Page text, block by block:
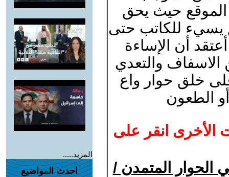
حيث يحق
للكاتب حتى
أن الإساءة
الاسفاف والتعدي
خلق حوار واع
الطعون
الأخرى انقر على
الحوار المتمدن /
المزيد.....
احدث المواضيع